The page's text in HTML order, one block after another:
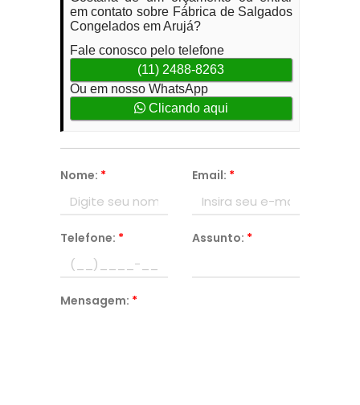
em contato sobre Fábrica de Salgados
Congelados em Arujá?
Fale conosco pelo telefone
(11) 2488-8263
Ou em nosso WhatsApp
Clicando aqui
Nome: * Email: *
Telefone: * Assunto: *
Mensagem: *